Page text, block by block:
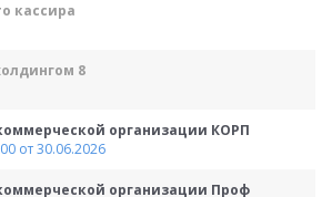
кассира
8
организации КОРП
от 30.06.2026
организации Проф